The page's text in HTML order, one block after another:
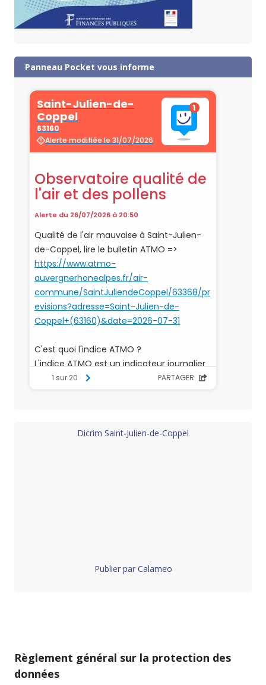
Panneau Pocket vous informe
Dicrim Saint-Julien-de-Coppel
Publier par Calameo
Règlement général sur la protection des
données